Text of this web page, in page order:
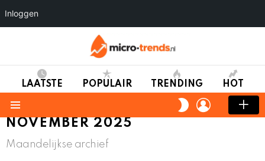
LAATSTE POPULAIR TRENDING HOT
SWITCH
SKIN
LOGIN
NOVEMBER 2025
Maandelijkse archief
Inloggen